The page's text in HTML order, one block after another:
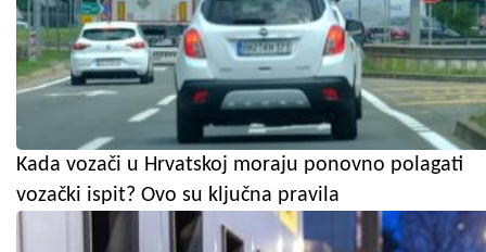
Kada vozači u Hrvatskoj moraju ponovno polagati
vozački ispit? Ovo su ključna pravila